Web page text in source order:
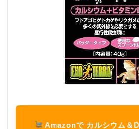
Amazonで カルシウム＆